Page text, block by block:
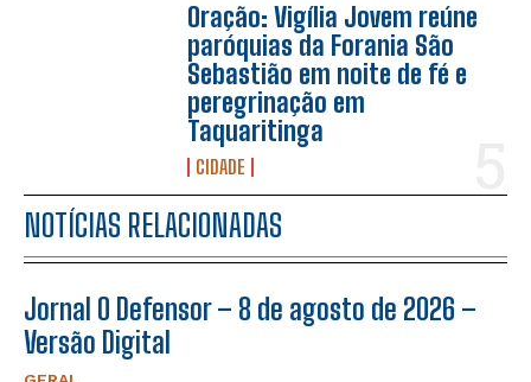
Oração: Vigília Jovem reúne
paróquias da Forania São
Sebastião em noite de fé e
peregrinação em
Taquaritinga
CIDADE
NOTÍCIAS RELACIONADAS
Jornal O Defensor – 8 de agosto de 2026 –
Versão Digital